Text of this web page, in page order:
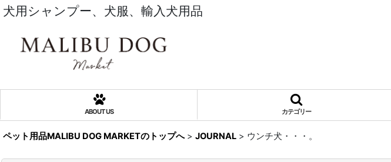
犬用シャンプー、犬服、輸入犬用品
ABOUT US カテゴリー
ペット用品MALIBU DOG MARKETのトップへ > JOURNAL > ウンチ犬・・・。